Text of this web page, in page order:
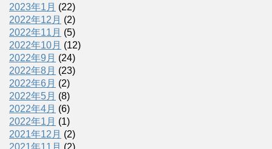
2023年1月 (22)
2022年12月 (2)
2022年11月 (5)
2022年10月 (12)
2022年9月 (24)
2022年8月 (23)
2022年6月 (2)
2022年5月 (8)
2022年4月 (6)
2022年1月 (1)
2021年12月 (2)
2021年11月 (2)